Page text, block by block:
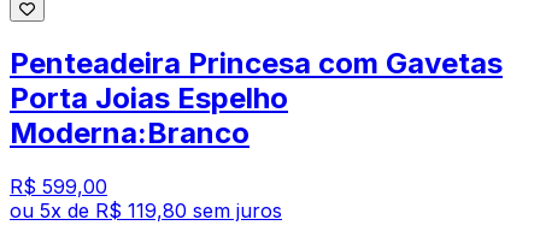
Penteadeira Princesa com Gavetas
Porta Joias Espelho
Moderna:Branco
R$ 599,00
ou 5x de R$ 119,80 sem juros